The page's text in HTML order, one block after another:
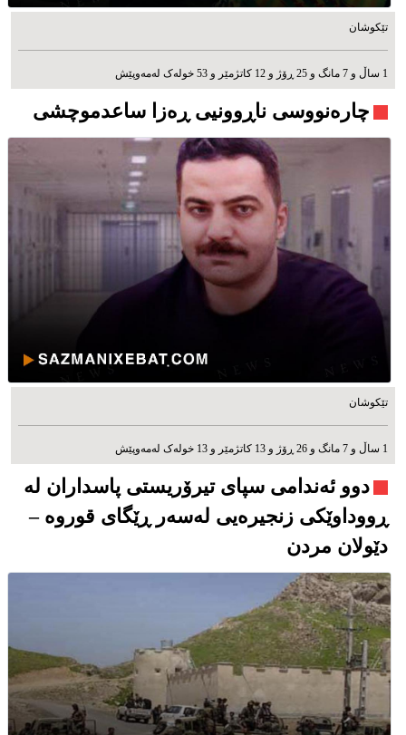
تێکوشان
1 ساڵ و 7 مانگ و 25 ڕۆژ و 12 کاتژمێر و 53 خوله‌ک له‌مه‌وپێش‌
چارەنووسی ناڕوونیی ڕەزا ساعدموچشی
تێکوشان
1 ساڵ و 7 مانگ و 26 ڕۆژ و 13 کاتژمێر و 13 خوله‌ک له‌مه‌وپێش‌
دوو ئەندامی سپای تیرۆریستی پاسداران لە
ڕووداوێکی زنجیرەیی لەسەر ڕێگای قوروە –
دێولان مردن